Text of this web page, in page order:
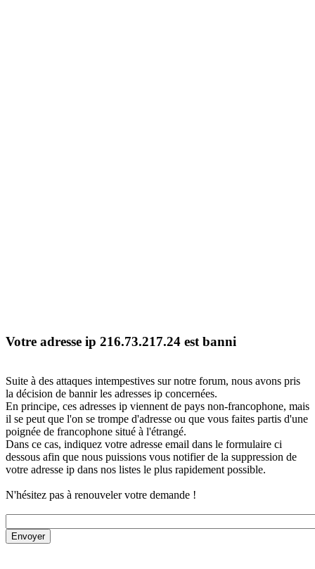
Votre adresse ip 216.73.217.24 est banni
Suite à des attaques intempestives sur notre forum, nous avons pris
la décision de bannir les adresses ip concernées.
En principe, ces adresses ip viennent de pays non-francophone, mais
il se peut que l'on se trompe d'adresse ou que vous faites partis d'une
poignée de francophone situé à l'étrangé.
Dans ce cas, indiquez votre adresse email dans le formulaire ci
dessous afin que nous puissions vous notifier de la suppression de
votre adresse ip dans nos listes le plus rapidement possible.
N'hésitez pas à renouveler votre demande !